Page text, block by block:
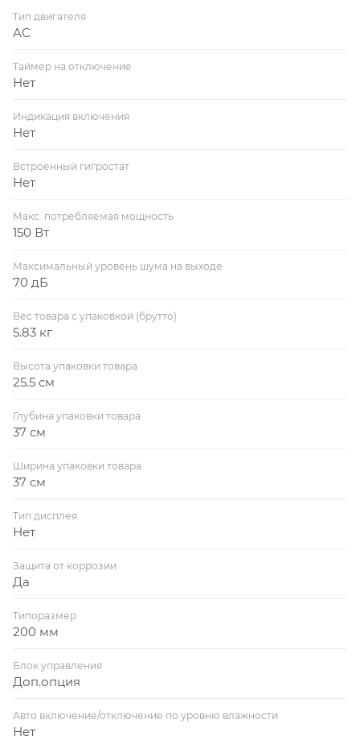
Тип двигателя
AC
Таймер на отключение
Нет
Индикация включения
Нет
Встроенный гигростат
Нет
Макс. потребляемая мощность
150 Вт
Максимальный уровень шума на выходе
70 дБ
Вес товара с упаковкой (брутто)
5.83 кг
Высота упаковки товара
25.5 см
Глубина упаковки товара
37 см
Ширина упаковки товара
37 см
Тип дисплея
Нет
Защита от коррозии
Да
Типоразмер
200 мм
Блок управления
Доп.опция
Авто включение/отключение по уровню влажности
Нет